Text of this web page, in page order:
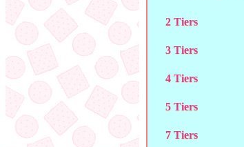
2 Tiers
3 Tiers
4 Tiers
5 Tiers
7 Tiers